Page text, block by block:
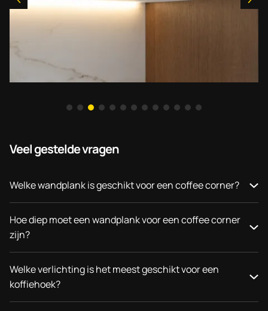
Veel gestelde vragen
Welke wandplank is geschikt voor een coffee corner?
Hoe diep moet een wandplank voor een coffee corner
zijn?
Welke verlichting is het meest geschikt voor een
koffiehoek?